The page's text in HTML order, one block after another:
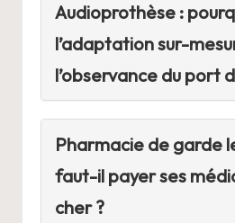
Audioprothèse :
l’adaptation sur-
l’observance du port
Pharmacie de garde
faut-il payer ses
cher ?